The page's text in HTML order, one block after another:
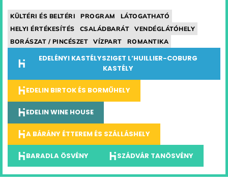
KÜLTÉRI ÉS BELTÉRI PROGRAM
LÁTOGATHATÓ
HELYI ÉRTÉKESÍTÉS
CSALÁDBARÁT
VENDÉGLÁTÓHELY
BORÁSZAT / PINCÉSZET
VÍZPART ROMANTIKA
EDELÉNYI KASTÉLYSZIGET L’HUILLIER-COBURG
KASTÉLY
EDELIN BIRTOK ÉS BORMŰHELY
EDELIN WINE HOUSE
A BÁRÁNY ÉTTEREM ÉS SZÁLLÁSHELY
BARADLA ÖSVÉNY SZÁDVÁR TANÖSVÉNY